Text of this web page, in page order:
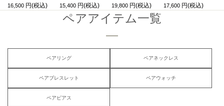
16,500
15,400
19,800
17,600
ペアアイテム一覧
ペアリング ペアネックレス
ペアブレスレット ペアウォッチ
ペアピアス